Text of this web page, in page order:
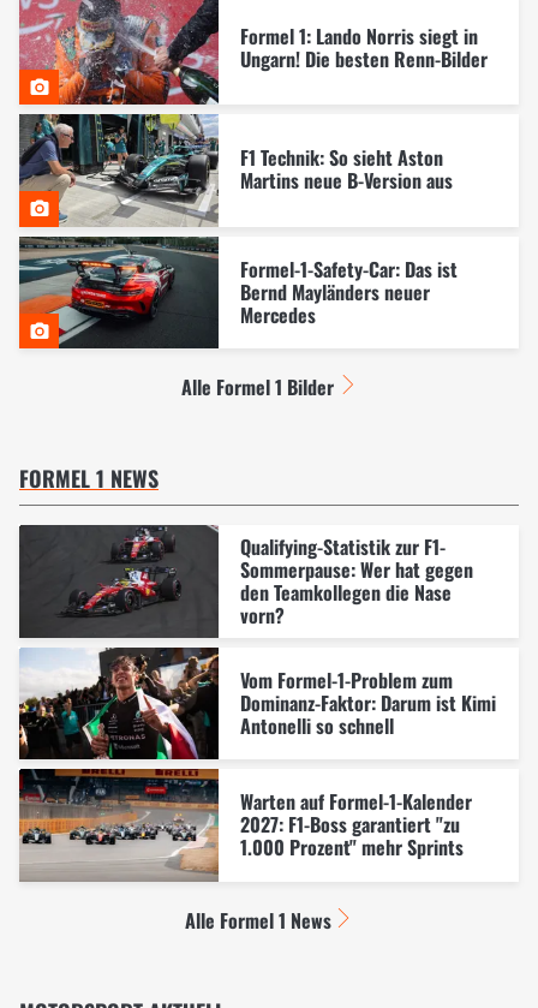
Formel 1: Lando Norris siegt in
Ungarn! Die besten Renn-Bilder
F1 Technik: So sieht Aston
Martins neue B-Version aus
Formel-1-Safety-Car: Das ist
Bernd Mayländers neuer
Mercedes
Alle Formel 1 Bilder
FORMEL 1 NEWS
Qualifying-Statistik zur F1-
Sommerpause: Wer hat gegen
den Teamkollegen die Nase
vorn?
Vom Formel-1-Problem zum
Dominanz-Faktor: Darum ist Kimi
Antonelli so schnell
Warten auf Formel-1-Kalender
2027: F1-Boss garantiert "zu
1.000 Prozent" mehr Sprints
Alle Formel 1 News